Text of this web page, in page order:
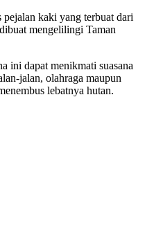
kaki yang terbuat dari
mengelilingi Taman
ini dapat menikmati suasana
jalan, olahraga maupun
lebatnya hutan.